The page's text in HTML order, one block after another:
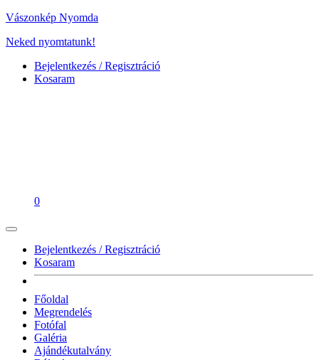
Vászonkép Nyomda
Neked nyomtatunk!
Bejelentkezés / Regisztráció
Kosaram
0
Bejelentkezés / Regisztráció
Kosaram
Főoldal
Megrendelés
Fotófal
Galéria
Ajándékutalvány